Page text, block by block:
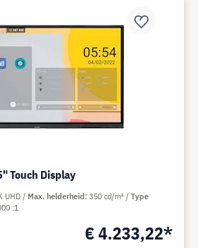
Touch Display
€ 4.233,22*
UHD Max. helderheid 350 cd/m²
Type
:1